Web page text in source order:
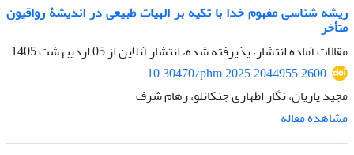
ریشه شناسی مفهوم خدا با تکیه بر الهیات طبیعی در اندیشۀ رواقیون
متأخر
مقالات آماده انتشار، پذیرفته شده، انتشار آنلاین از05 اردیبهشت 1405
10.30470/phm.2025.2044955.2600
مجید یاریان، نگار اظهاری جنکانلو، رهام شرف
مشاهده مقاله